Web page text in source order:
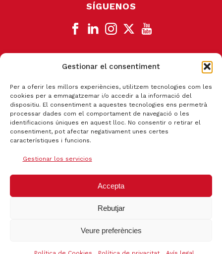
Gestionar el consentiment
Per a oferir les millors experiències, utilitzem tecnologies com les
cookies per a emmagatzemar i/o accedir a la informació del
dispositiu. El consentiment a aquestes tecnologies ens permetrà
processar dades com el comportament de navegació o les
identificacions úniques en aquest lloc. No consentir o retirar el
consentiment, pot afectar negativament unes certes
característiques i funcions.
Gestionar los servicios
Accepta
Rebutjar
Veure preferències
SÍGUENOS
CANAL DE DENUNCIA
Certificat qualitat ISO 9001:2015